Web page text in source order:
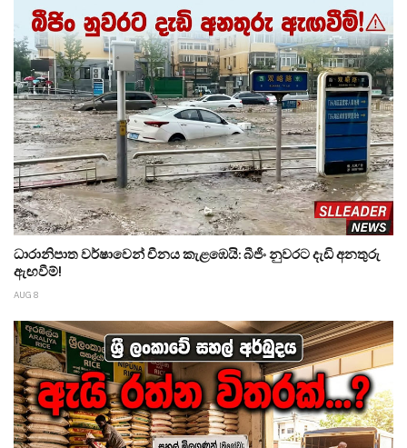
ධාරානිපාත වර්ෂාවෙන් චීනය කැළඹෙයි: බීජිං නුවරට දැඩි අනතුරු
ඇඟවීම්!
AUG 8